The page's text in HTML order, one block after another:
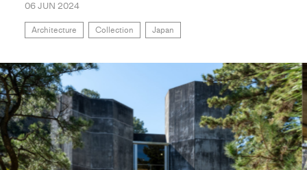
06 JUN 2024
Architecture Collection Japan